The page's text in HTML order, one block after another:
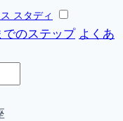
スタディ
でのステップ よくあ